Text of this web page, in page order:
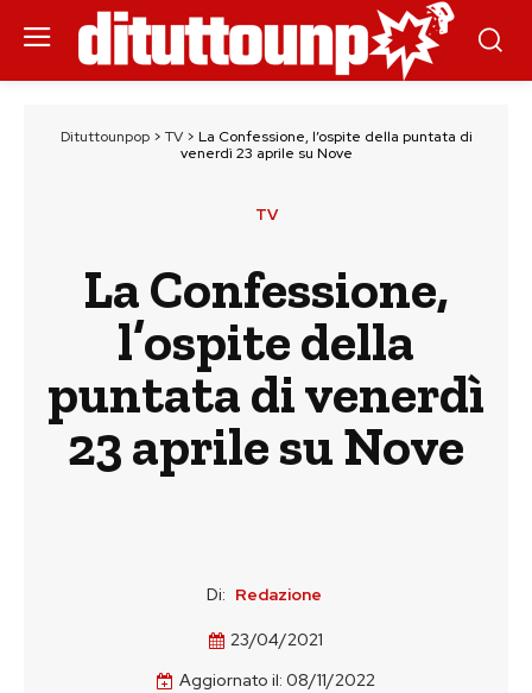
Dituttounpop> TV> La Confessione, l’ospite della puntata di
venerdì 23 aprile su Nove
TV
La Confessione,
l’ospite della
puntata di venerdì
23 aprile su Nove
Di: Redazione
23/04/2021
Aggiornato il: 08/11/2022